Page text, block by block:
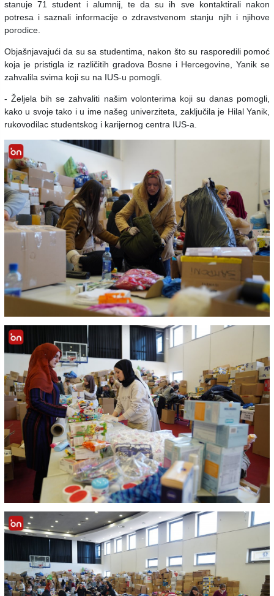
stanuje 71 student i alumnij, te da su ih sve kontaktirali nakon
potresa i saznali informacije o zdravstvenom stanju njih i njihove
porodice.
Objašnjavajući da su sa studentima, nakon što su rasporedili pomoć
koja je pristigla iz različitih gradova Bosne i Hercegovine, Yanik se
zahvalila svima koji su na IUS-u pomogli.
- Željela bih se zahvaliti našim volonterima koji su danas pomogli,
kako u svoje tako i u ime našeg univerziteta, zaključila je Hilal Yanik,
rukovodilac studentskog i karijernog centra IUS-a.